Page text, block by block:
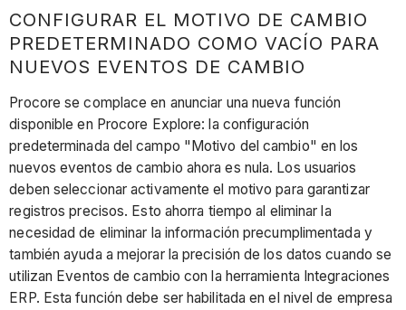
CONFIGURAR EL MOTIVO DE CAMBIO
PREDETERMINADO COMO VACÍO PARA
NUEVOS EVENTOS DE CAMBIO
Procore se complace en anunciar una nueva función
disponible en Procore Explore: la configuración
predeterminada del campo "Motivo del cambio" en los
nuevos eventos de cambio ahora es nula. Los usuarios
deben seleccionar activamente el motivo para garantizar
registros precisos. Esto ahorra tiempo al eliminar la
necesidad de eliminar la información precumplimentada y
también ayuda a mejorar la precisión de los datos cuando se
utilizan Eventos de cambio con la herramienta Integraciones
ERP. Esta función debe ser habilitada en el nivel de empresa